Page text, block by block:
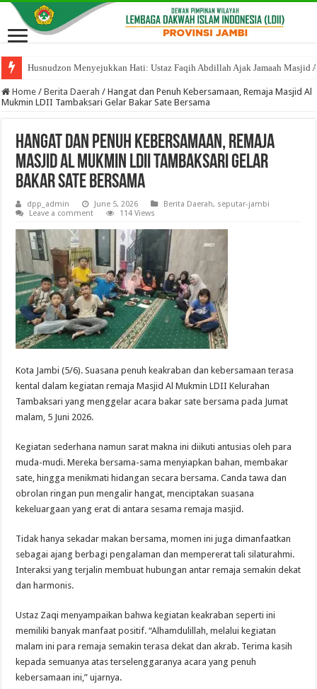
Husnudzon Menyejukkan Hati: Ustaz Faqih Abdillah Ajak Jamaah
Home / Berita Daerah / Hangat dan Penuh Kebersamaan, Remaja Masjid Al
Mukmin LDII Tambaksari Gelar Bakar Sate Bersama
Hangat dan Penuh Kebersamaan, Remaja
Masjid Al Mukmin LDII Tambaksari Gelar
Bakar Sate Bersama
dpp_admin June 5, 2026 Berita Daerah, seputar-jambi
Leave a comment
114 Views
Kota Jambi (5/6). Suasana penuh keakraban dan kebersamaan terasa
kental dalam kegiatan remaja Masjid Al Mukmin LDII Kelurahan
Tambaksari yang menggelar acara bakar sate bersama pada Jumat
malam, 5 Juni 2026.
Kegiatan sederhana namun sarat makna ini diikuti antusias oleh para
muda-mudi. Mereka bersama-sama menyiapkan bahan, membakar
sate, hingga menikmati hidangan secara bersama. Canda tawa dan
obrolan ringan pun mengalir hangat, menciptakan suasana
kekeluargaan yang erat di antara sesama remaja masjid.
Tidak hanya sekadar makan bersama, momen ini juga dimanfaatkan
sebagai ajang berbagi pengalaman dan mempererat tali silaturahmi.
Interaksi yang terjalin membuat hubungan antar remaja semakin dekat
dan harmonis.
Ustaz Zaqi menyampaikan bahwa kegiatan keakraban seperti ini
memiliki banyak manfaat positif. “Alhamdulillah, melalui kegiatan
malam ini para remaja semakin terasa dekat dan akrab. Terima kasih
kepada semuanya atas terselenggaranya acara yang penuh
kebersamaan ini,” ujarnya.